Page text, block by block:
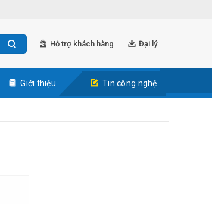
Hỗ trợ khách hàng Đại lý
Giới thiệu Tin công nghệ